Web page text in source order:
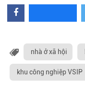
nhà ở xã hội
khu công nghiệp VSIP